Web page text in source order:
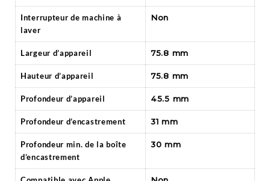
Interrupteur de machine à
laver
Non
Largeur d’appareil 75.8 mm
Hauteur d’appareil 75.8 mm
Profondeur d’appareil 45.5 mm
Profondeur d’encastrement 31 mm
Profondeur min. de la boîte
d’encastrement
30 mm